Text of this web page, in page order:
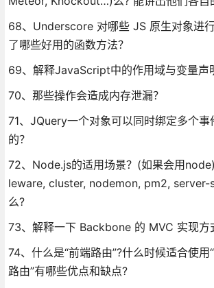
68、Underscore 对哪些 JS 原生对象进
了哪些好用的函数方法？
69、解释JavaScript中的作用域与变量声
70、那些操作会造成内存泄漏？
71、JQuery一个对象可以同时绑定多个事
的？
72、Node.js的适用场景？(如果会用
leware, cluster, nodemon, pm2, server-
么?
73、解释一下 Backbone 的 MVC 实现方
74、什么是“前端路由”?什么时候适合使用
路由”有哪些优点和缺点?